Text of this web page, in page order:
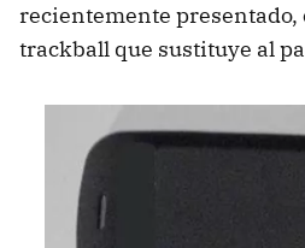
recientemente presentado,
trackball que sustituye al